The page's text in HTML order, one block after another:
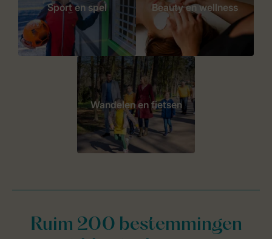
Sport en spel Beauty en wellness
Wandelen en fietsen
Ruim 200 bestemmingen